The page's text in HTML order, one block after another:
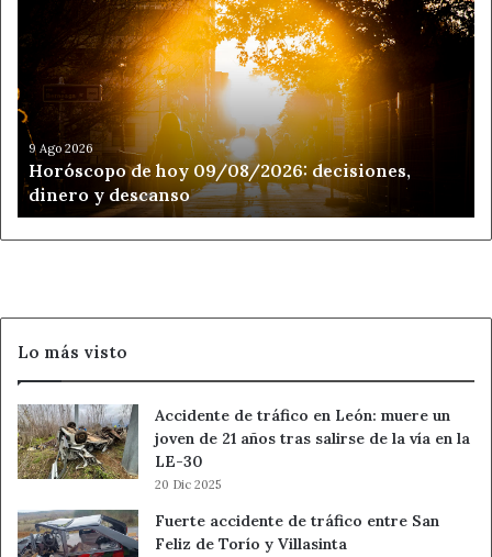
09/08/2026:
decisiones,
dinero
y
descanso
9 Ago 2026
Horóscopo de hoy 09/08/2026: decisiones,
dinero y descanso
Lo más visto
Accidente de tráfico en León: muere un
joven de 21 años tras salirse de la vía en la
LE-30
20 Dic 2025
Fuerte accidente de tráfico entre San
Feliz de Torío y Villasinta